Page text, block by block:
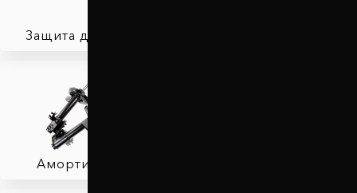
Защита двигателя
Амортизаторы